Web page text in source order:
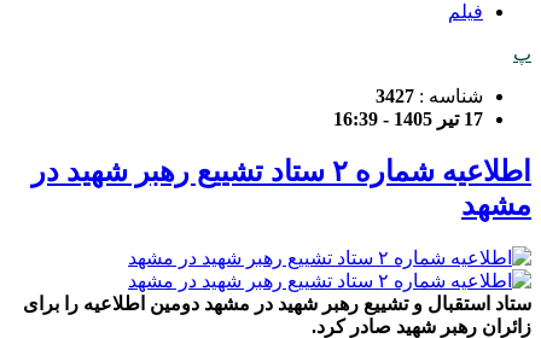
فیلم
پ
شناسه : 3427
17 تیر 1405 - 16:39
اطلاعیه شماره ۲ ستاد تشییع رهبر شهید در
مشهد
ستاد استقبال و تشییع رهبر شهید در مشهد دومین اطلاعیه را برای
زائران رهبر شهید صادر کرد.